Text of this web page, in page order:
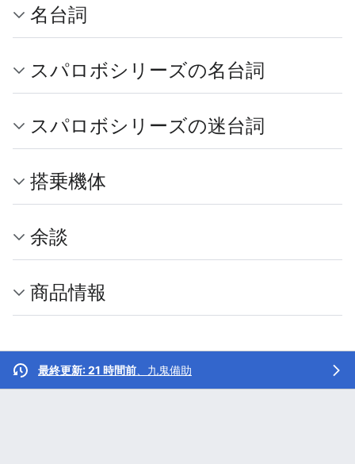
名台詞
スパロボシリーズの名台詞
スパロボシリーズの迷台詞
搭乗機体
余談
商品情報
最終更新: 21 時間前 九鬼備助